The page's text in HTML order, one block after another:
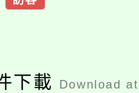
下載 Download